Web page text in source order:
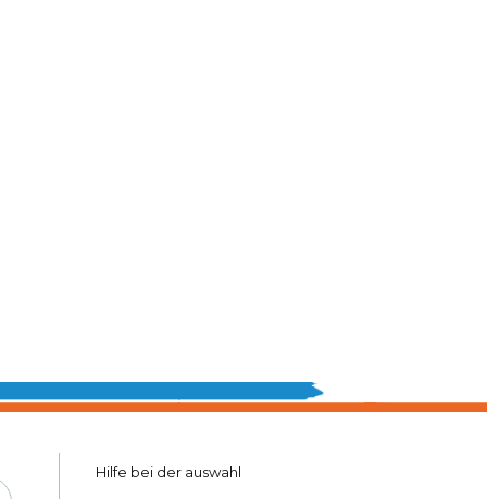
Hilfe bei ​​der auswahl